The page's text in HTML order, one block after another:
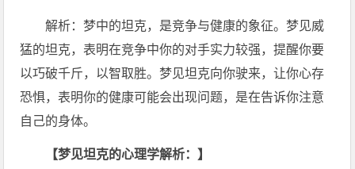
解析：梦中的坦克，是竞争与健康的象征。梦见威
猛的坦克，表明在竞争中你的对手实力较强，提醒你要
以巧破千斤，以智取胜。梦见坦克向你驶来，让你心存
恐惧，表明你的健康可能会出现问题，是在告诉你注意
自己的身体。
【梦见坦克的心理学解析：】